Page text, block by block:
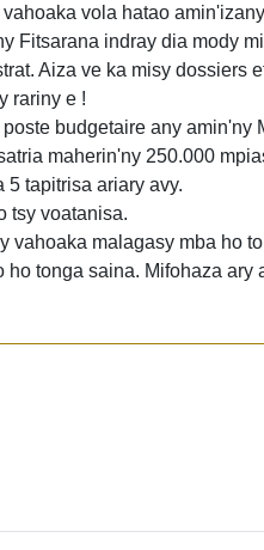
vola hatao
Fitsarana indray dia mody
Aiza ve ka misy dossiers
rariny e !
budgetaire any amin'ny
maherin'ny 250.000
5 tapitrisa ariary avy.
tsy voatanisa.
vahoaka malagasy mba ho
ho tonga saina. Mifohaza